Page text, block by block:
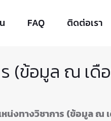
FAQ ติดต่อเรา
(ข้อมูล ณ เดื
น่งทางวิชาการ (ข้อมูล ณ